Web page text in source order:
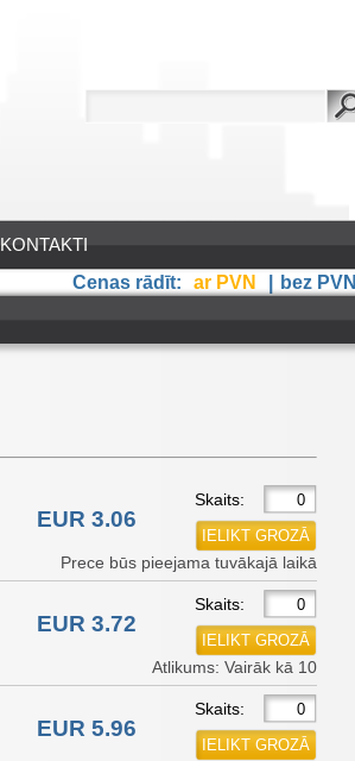
KONTAKTI
Cenas rādīt:
ar PVN bez PVN
EUR 3.06
Skaits:
Prece būs pieejama tuvākajā laikā
EUR 3.72
Skaits:
Atlikums: Vairāk kā 10
EUR 5.96
Skaits: